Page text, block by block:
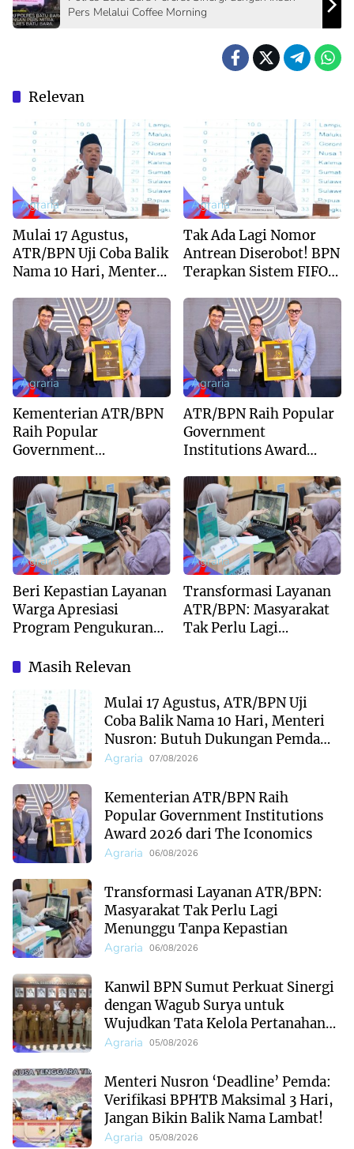
Pers Melalui Coffee Morning
Relevan
Agraria
Mulai 17 Agustus,
ATR/BPN Uji Coba Balik
Nama 10 Hari, Menteri
Dukungan Pemda dan
PPAT
Agraria
Tak Ada Lagi Nomor
Antrean Diserobot! BPN
Terapkan Sistem FIFO
Terjadwal
Agraria
Kementerian ATR/BPN
Raih Popular
Government
2026 dari The
Iconomics
Agraria
ATR/BPN Raih Popular
Government
Institutions Award
Kepercayaan Publik
Terhadap Komunikasi
Kementerian
Agraria
Beri Kepastian Layanan
Warga Apresiasi
Program Pengukuran
Agraria
Transformasi Layanan
ATR/BPN: Masyarakat
Tak Perlu Lagi
Masih Relevan
Mulai 17 Agustus, ATR/BPN Uji
Coba Balik Nama 10 Hari, Menteri
Nusron: Butuh Dukungan Pemda
dan PPAT
Agraria 07/08/2026
Kementerian ATR/BPN Raih
Popular Government Institutions
Award 2026 dari The Iconomics
Agraria 06/08/2026
Transformasi Layanan ATR/BPN:
Masyarakat Tak Perlu Lagi
Menunggu Tanpa Kepastian
Agraria 06/08/2026
Kanwil BPN Sumut Perkuat Sinergi
dengan Wagub Surya untuk
Wujudkan Tata Kelola Pertanahan
Profesional
Agraria 05/08/2026
Menteri Nusron ‘Deadline’ Pemda:
Verifikasi BPHTB Maksimal 3 Hari,
Jangan Bikin Balik Nama Lambat!
Agraria 05/08/2026